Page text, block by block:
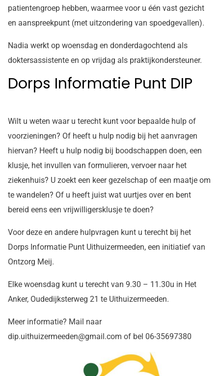
patientengroep hebben, waarmee voor u één vast gezicht
en aanspreekpunt (met uitzondering van spoedgevallen).
Nadia werkt op woensdag en donderdagochtend als
doktersassistente en op vrijdag als praktijkondersteuner.
Dorps Informatie Punt DIP
Wilt u weten waar u terecht kunt voor bepaalde hulp of
voorzieningen? Of heeft u hulp nodig bij het aanvragen
hiervan? Heeft u hulp nodig bij boodschappen doen, een
klusje, het invullen van formulieren, vervoer naar het
ziekenhuis? U zoekt een keer gezelschap of een maatje om
te wandelen? Of u heeft juist wat uurtjes over en bent
bereid eens een vrijwilligersklusje te doen?
Voor deze en andere hulpvragen kunt u terecht bij het
Dorps Informatie Punt Uithuizermeeden, een initiatief van
Ontzorg Meij.
Elke woensdag kunt u terecht van 9.30 – 11.30u in Het
Anker, Oudedijksterweg 21 te Uithuizermeeden.
Meer informatie? Mail naar
dip.uithuizermeeden@gmail.com of bel 06-35697380